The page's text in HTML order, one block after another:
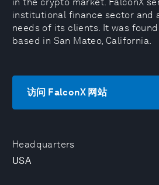
Headquarters
USA
institutional finance sector and
needs of its clients. It was
based in San Mateo, California.
访问 FalconX 网站